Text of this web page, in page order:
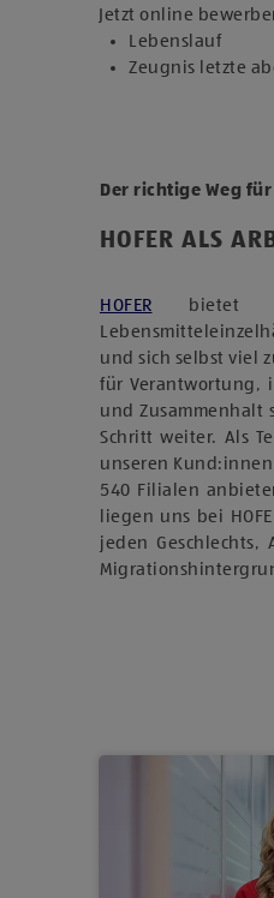
Jetzt online
Lebenslauf
Zeugnis letzte
HOFER ALS
Der richtige Weg
HOFER bietet
und sich selbst viel
für Verantwortung,
und Zusammenhalt
Schritt weiter. Als
unseren
540 Filialen
liegen uns bei
jeden